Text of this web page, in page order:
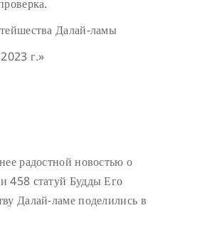
Далай-ламы
г.»
радостной новостью о
458 статуй Будды Его
Далай-ламе поделились в